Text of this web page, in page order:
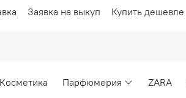
Заявка на выкуп Купить дешевле
Косметика Парфюмерия ZARA